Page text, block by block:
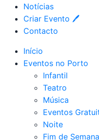
Notícias
Criar Evento 🖊
Contacto
Início
Eventos no Porto
Infantil
Teatro
Música
Eventos
Noite
Fim de Semana